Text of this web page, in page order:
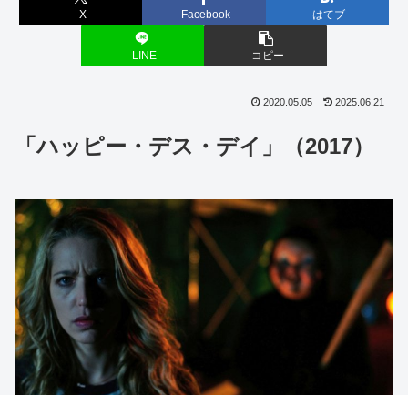
X Facebook はてブ
LINE コピー
2020.05.05 2025.06.21
「ハッピー・デス・デイ」（2017）